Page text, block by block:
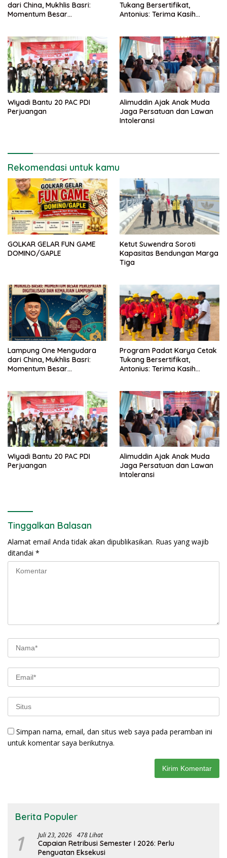
dari China, Mukhlis Basri:
Momentum Besar
Tukang Bersertifikat,
Antonius: Terima Kasih
Wiyadi Bantu 20 PAC PDI
Perjuangan
Alimuddin Ajak Anak Muda
Jaga Persatuan dan Lawan
Intoleransi
Rekomendasi untuk kamu
GOLKAR GELAR FUN GAME
DOMINO/GAPLE
Ketut Suwendra Soroti
Kapasitas Bendungan Marga
Tiga
Lampung One Mengudara
dari China, Mukhlis Basri:
Momentum Besar
Program Padat Karya Cetak
Tukang Bersertifikat,
Antonius: Terima Kasih
Wiyadi Bantu 20 PAC PDI
Perjuangan
Alimuddin Ajak Anak Muda
Jaga Persatuan dan Lawan
Intoleransi
Tinggalkan Balasan
Alamat email Anda tidak akan dipublikasikan. Ruas yang wajib
ditandai *
Simpan nama, email, dan situs web saya pada peramban ini
untuk komentar saya berikutnya.
Berita Populer
1 Juli 23, 2026 478 Lihat
Capaian Retribusi Semester I 2026: Perlu
Penguatan Eksekusi